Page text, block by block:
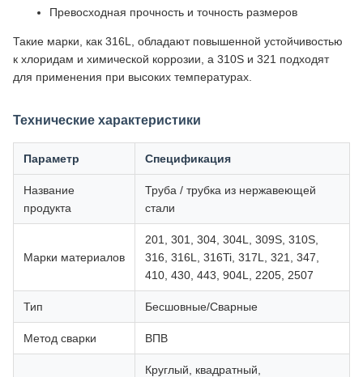
Превосходная прочность и точность размеров
Такие марки, как 316L, обладают повышенной устойчивостью
к хлоридам и химической коррозии, а 310S и 321 подходят
для применения при высоких температурах.
Технические характеристики
Параметр Спецификация
Название
продукта
Труба / трубка из нержавеющей
стали
Марки материалов
201, 301, 304, 304L, 309S, 310S,
316, 316L, 316Ti, 317L, 321, 347,
410, 430, 443, 904L, 2205, 2507
Тип Бесшовные/Сварные
Метод сварки ВПВ
Круглый, квадратный,